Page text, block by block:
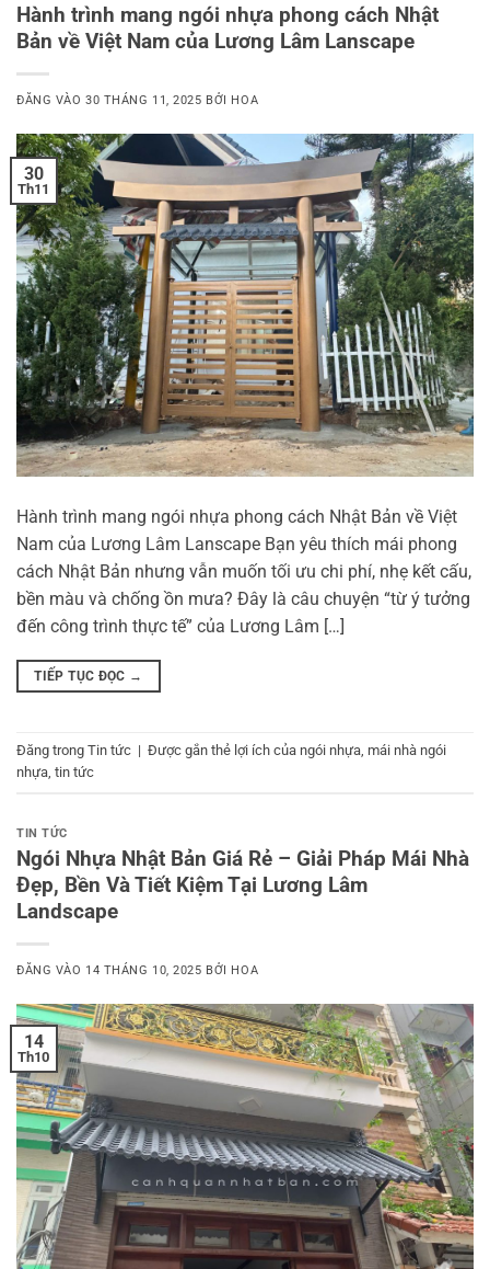
Hành trình mang ngói nhựa phong cách Nhật
Bản về Việt Nam của Lương Lâm Lanscape
ĐĂNG VÀO30 THÁNG 11, 2025 BỞI HOA
30
Th11
Hành trình mang ngói nhựa phong cách Nhật Bản về Việt
Nam của Lương Lâm Lanscape Bạn yêu thích mái phong
cách Nhật Bản nhưng vẫn muốn tối ưu chi phí, nhẹ kết cấu,
bền màu và chống ồn mưa? Đây là câu chuyện “từ ý tưởng
đến công trình thực tế” của Lương Lâm […]
TIẾP TỤC ĐỌC →
Đăng trong Tin tức | Được gắn thẻ lợi ích của ngói nhựa, mái nhà ngói
nhựa, tin tức
TIN TỨC
Ngói Nhựa Nhật Bản Giá Rẻ – Giải Pháp Mái Nhà
Đẹp, Bền Và Tiết Kiệm Tại Lương Lâm
Landscape
ĐĂNG VÀO 14 THÁNG 10, 2025 BỞI HOA
14
Th10